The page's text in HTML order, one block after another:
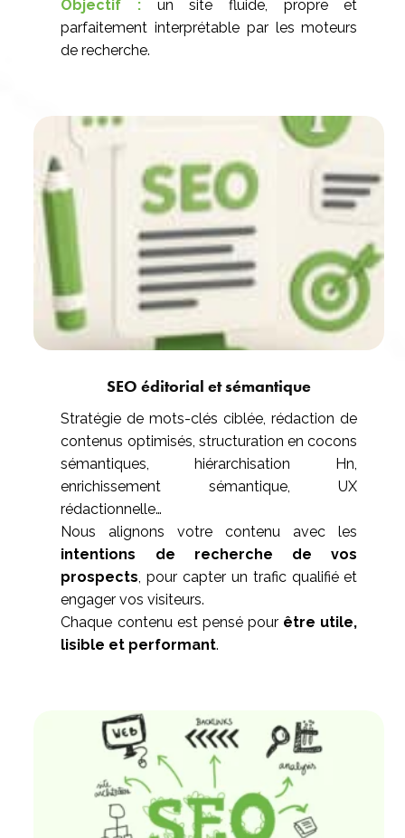
Objectif : un site fluide, propre et
parfaitement interprétable par les moteurs
de recherche.
SEO éditorial et sémantique
Stratégie de mots-clés ciblée, rédaction de
contenus optimisés, structuration en cocons
sémantiques, hiérarchisation Hn,
enrichissement sémantique, UX
rédactionnelle…
Nous alignons votre contenu avec les
intentions de recherche de vos
prospects, pour capter un trafic qualifié et
engager vos visiteurs.
Chaque contenu est pensé pour être utile,
lisible et performant.